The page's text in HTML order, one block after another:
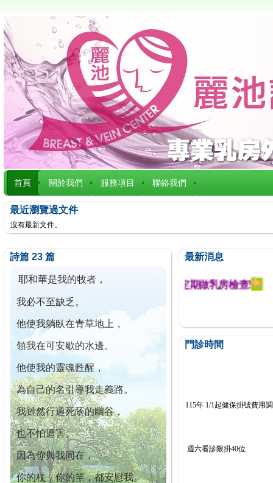
首頁 關於我們 服務項目 聯絡我們
最近瀏覽過文件
沒有最新文件。
詩篇 23 篇
耶和華是我的牧者，
我必不至缺乏。
他使我躺臥在青草地上，
領我在可安歇的水邊。
他使我的靈魂甦醒，
為自己的名引導我走義路。
我雖然行過死蔭的幽谷，
也不怕遭害。
因為你與我同在，
你的杖，你的竿，都安慰我。
最新消息
迄今已篩檢出1700位乳癌患者,提醒您定期做乳房檢查!
門診時間
115年 1/1起健保掛號費用
週六看診限掛40位